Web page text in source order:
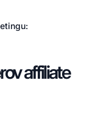
affiliate